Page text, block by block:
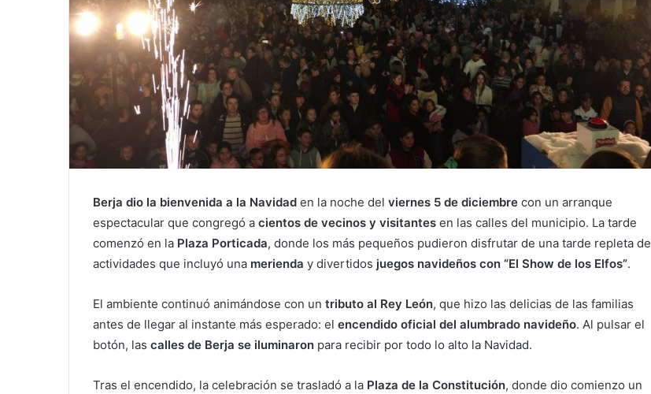
Berja dio la bienvenida a la Navidad en la noche del viernes 5 de diciembre con un arranque
espectacular que congregó a cientos de vecinos y visitantes en las calles del municipio. La tarde
comenzó en la Plaza Porticada, donde los más pequeños pudieron disfrutar de una tarde repleta de
actividades que incluyó una merienda y divertidos juegos navideños con “El Show de los Elfos”.
El ambiente continuó animándose con un tributo al Rey León, que hizo las delicias de las familias
antes de llegar al instante más esperado: el encendido oficial del alumbrado navideño. Al pulsar el
botón, las calles de Berja se iluminaron para recibir por todo lo alto la Navidad.
Tras el encendido, la celebración se trasladó a la Plaza de la Constitución, donde dio comienzo un